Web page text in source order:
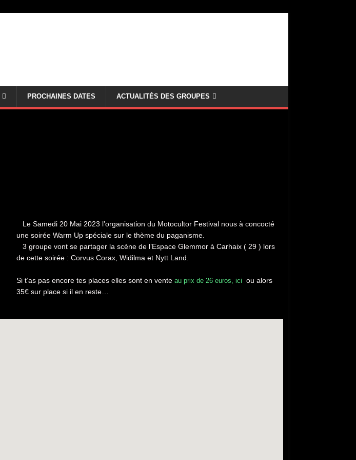
PROCHAINES DATES ACTUALITÉS DES GROUPES
Le Samedi 20 Mai 2023 l’organisation du Motocultor Festival nous à concocté
une soirée Warm Up spéciale sur le thème du paganisme.
3 groupe vont se partager la scène de l’Espace Glemmor à Carhaix ( 29 ) lors
de cette soirée : Corvus Corax, Widilma et Nytt Land.
Si t’as pas encore tes places elles sont en vente au prix de 26 euros, ici ou alors
35€ sur place si il en reste…